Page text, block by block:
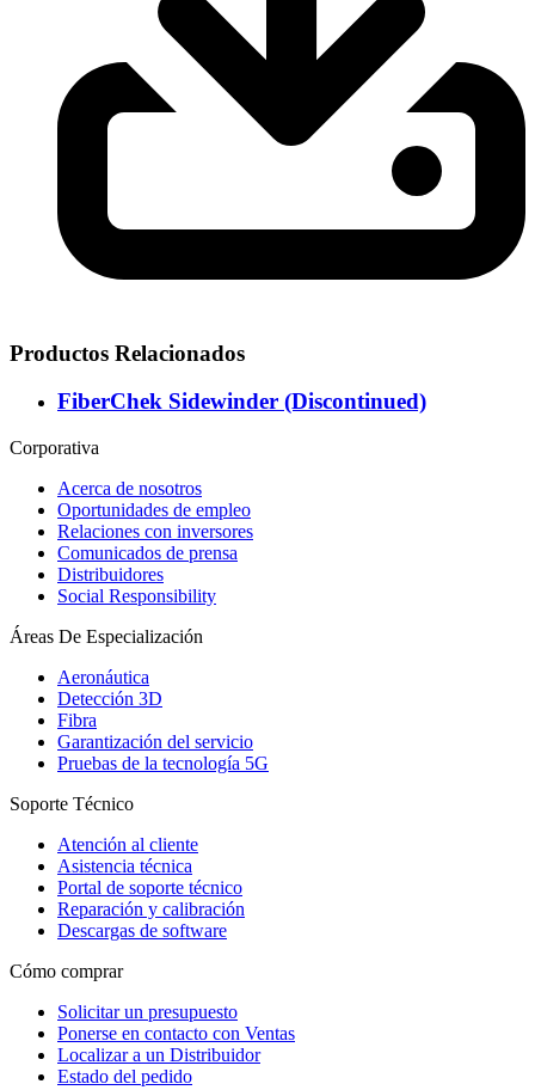
Productos Relacionados
FiberChek Sidewinder (Discontinued)
Corporativa
Acerca de nosotros
Oportunidades de empleo
Relaciones con inversores
Comunicados de prensa
Distribuidores
Social Responsibility
Áreas De Especialización
Aeronáutica
Detección 3D
Fibra
Garantización del servicio
Pruebas de la tecnología 5G
Soporte Técnico
Atención al cliente
Asistencia técnica
Portal de soporte técnico
Reparación y calibración
Descargas de software
Cómo comprar
Solicitar un presupuesto
Ponerse en contacto con Ventas
Localizar a un Distribuidor
Estado del pedido